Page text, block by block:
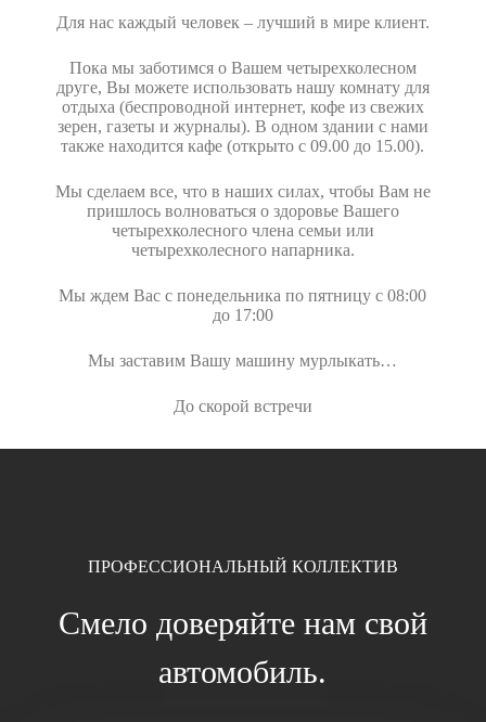
Для нас каждый человек – лучший в мире клиент.
Пока мы заботимся о Вашем четырехколесном
друге, Вы можете использовать нашу комнату для
отдыха (беспроводной интернет, кофе из свежих
зерен, газеты и журналы). В одном здании с нами
также находится кафе (открыто с 09.00 до 15.00).
Мы сделаем все, что в наших силах, чтобы Вам не
пришлось волноваться о здоровье Вашего
четырехколесного члена семьи или
четырехколесного напарника.
Мы ждем Вас с понедельника по пятницу с 08:00
до 17:00
Мы заставим Вашу машину мурлыкать…
До скорой встречи
ПРОФЕССИОНАЛЬНЫЙ КОЛЛЕКТИВ
Смело доверяйте нам свой
автомобиль.